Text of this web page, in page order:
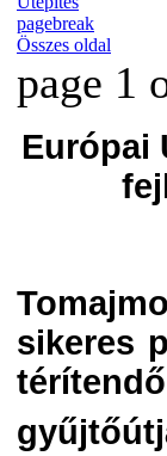
pagebreak
Összes oldal
page 1
Európai
sikeres